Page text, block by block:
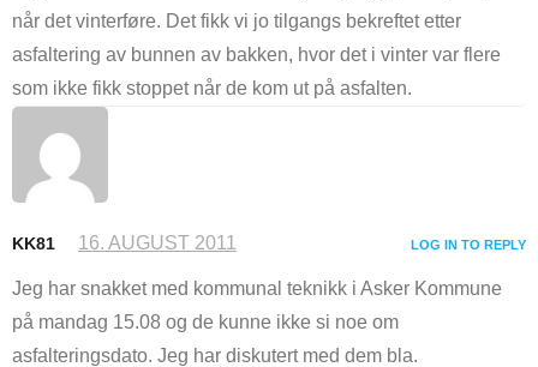
når det vinterføre. Det fikk vi jo tilgangs bekreftet etter
asfaltering av bunnen av bakken, hvor det i vinter var flere
som ikke fikk stoppet når de kom ut på asfalten.
KK81 16. AUGUST 2011 LOG IN TO REPLY
Jeg har snakket med kommunal teknikk i Asker Kommune
på mandag 15.08 og de kunne ikke si noe om
asfalteringsdato. Jeg har diskutert med dem bla.